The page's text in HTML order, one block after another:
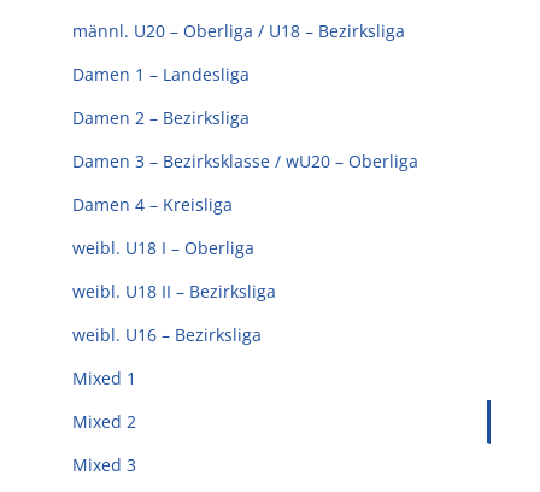
Kontakt
Sponsoren
Mitglied werden
männl. U20 – Oberliga / U18 – Bezirksliga
Damen 1 – Landesliga
Damen 2 – Bezirksliga
Damen 3 – Bezirksklasse / wU20 – Oberliga
Damen 4 – Kreisliga
weibl. U18 I – Oberliga
weibl. U18 II – Bezirksliga
weibl. U16 – Bezirksliga
Mixed 1
Mixed 2
Mixed 3